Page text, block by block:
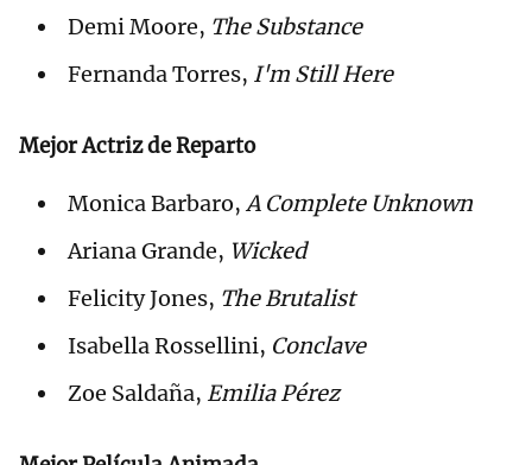
Demi Moore, The Substance
Fernanda Torres, I'm Still Here
Mejor Actriz de Reparto
Monica Barbaro,A Complete Unknown
Ariana Grande, Wicked
Felicity Jones, The Brutalist
Isabella Rossellini, Conclave
Zoe Saldaña, Emilia Pérez